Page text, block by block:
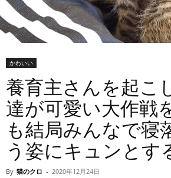
かわいい
養育主さんを起こ
達が可愛い大作戦
も結局みんなで寝
う姿にキュンと
By 猫のクロ - 2020年12月24日